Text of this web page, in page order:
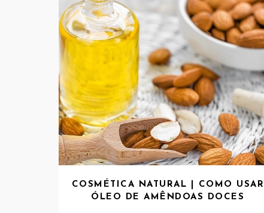
COSMÉTICA NATURAL | COMO USAR
ÓLEO DE AMÊNDOAS DOCES